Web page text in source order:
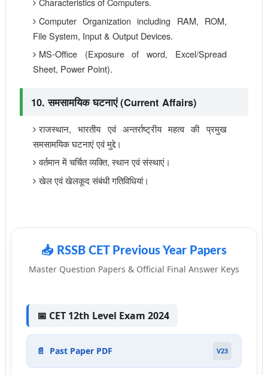
Computer Organization including RAM, ROM,
File System, Input & Output Devices.
MS-Office (Exposure of word, Excel/Spread
Sheet, Power Point).
10. समसामयिक घटनाएं (Current Affairs)
राजस्थान, भारतीय एवं अन्तर्राष्ट्रीय महत्व की प्रमुख
समसामयिक घटनाएं एवं मुद्दे।
वर्तमान में चर्चित व्यक्ति, स्थान एवं संस्थाएं।
खेल एवं खेलकूद संबंधी गतिविधियां।
📥 RSSB CET Previous Year Papers
Master Question Papers & Official Final Answer Keys
📅 CET 12th Level Exam 2024
📄 Past Paper PDF V23